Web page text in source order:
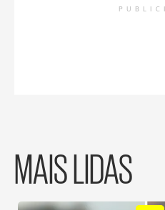
MAIS LIDAS